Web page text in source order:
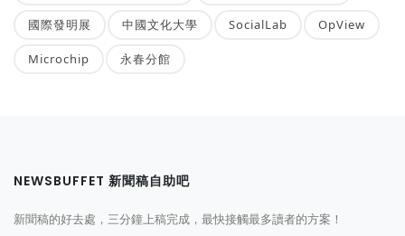
國際發明展 中國文化大學 SocialLab OpView
Microchip 永春分館
NEWSBUFFET 新聞稿自助吧
新聞稿的好去處，三分鐘上稿完成，最快接觸最多讀者的方案！